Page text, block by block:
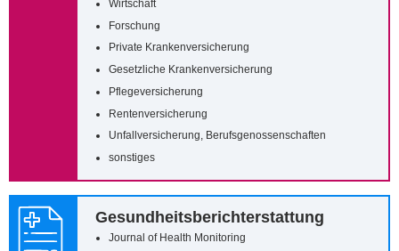
Wirtschaft
Forschung
Private Krankenversicherung
Gesetzliche Krankenversicherung
Pflegeversicherung
Rentenversicherung
Unfallversicherung, Berufsgenossenschaften
sonstiges
Gesundheitsberichterstattung
Journal of Health Monitoring